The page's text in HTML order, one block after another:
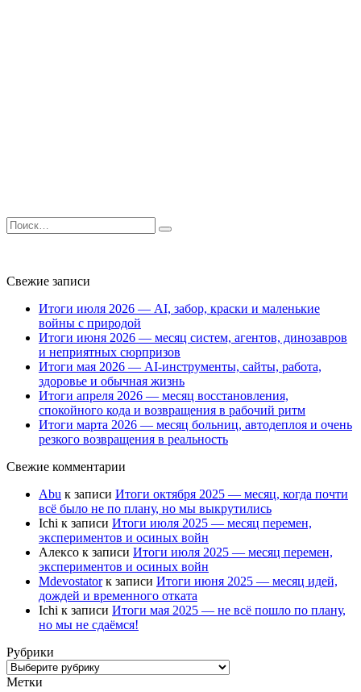
Search
for:
Свежие записи
Итоги июля 2026 — AI, забор, краски и маленькие
войны с природой
Итоги июня 2026 — месяц систем, агентов, динозавров
и неприятных сюрпризов
Итоги мая 2026 — AI-инструменты, сайты, работа,
здоровье и обычная жизнь
Итоги апреля 2026 — месяц восстановления,
спокойного кода и возвращения в рабочий ритм
Итоги марта 2026 — месяц больниц, автодеплоя и очень
резкого возвращения в реальность
Свежие комментарии
Abu к записи Итоги октября 2025 — месяц, когда почти
всё было не по плану, но мы выкрутились
Ichi к записи Итоги июля 2025 — месяц перемен,
экспериментов и осиных войн
Алексо к записи Итоги июля 2025 — месяц перемен,
экспериментов и осиных войн
Mdevostatorк записи Итоги июня 2025 — месяц идей,
дождей и временного отката
Ichi к записи Итоги мая 2025 — не всё пошло по плану,
но мы не сдаёмся!
Рубрики
Рубрики
Метки